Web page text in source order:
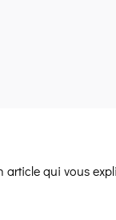
qui vous